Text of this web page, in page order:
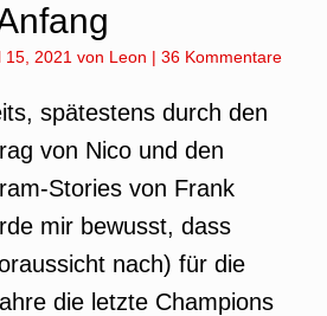
15, 2021 von Leon | 36 Kommentare
spätestens durch den
von Nico und den
Stories von Frank
mir bewusst, dass
nach) für die
die letzte Champions